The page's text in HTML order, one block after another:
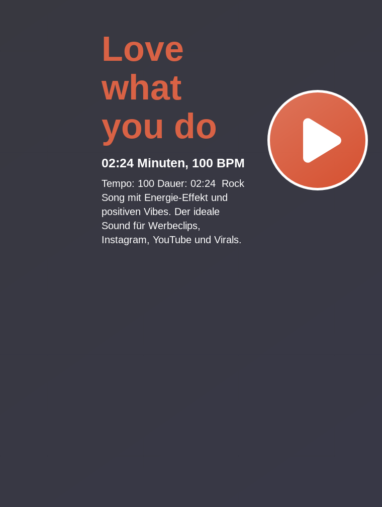
Love
what
you do
02:24 Minuten, 100 BPM
Tempo: 100 Dauer: 02:24 Rock
Song mit Energie-Effekt und
positiven Vibes. Der ideale
Sound für Werbeclips,
Instagram, YouTube und Virals.